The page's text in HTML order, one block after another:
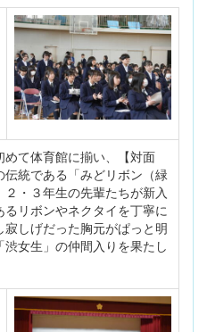
て体育館に揃い、【対面
統である「みどリボン（緑
・３年生の先輩たちが新入
リボンやネクタイを丁寧に
しげだった胸元がぱっと明
女生」の仲間入りを果たし